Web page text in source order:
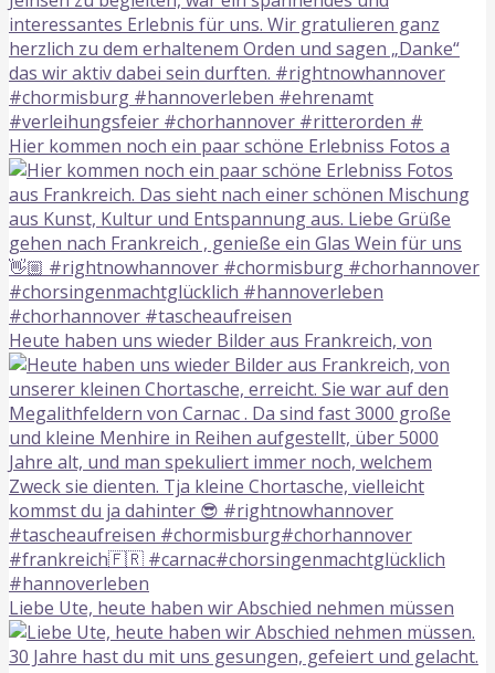
Hier kommen noch ein paar schöne Erlebniss Fotos a
Heute haben uns wieder Bilder aus Frankreich, von
Liebe Ute, heute haben wir Abschied nehmen müssen